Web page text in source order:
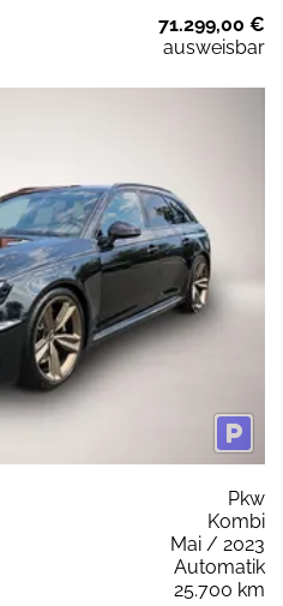
71.299,00 €
ausweisbar
Pkw
Kombi
Mai / 2023
Automatik
25.700 km